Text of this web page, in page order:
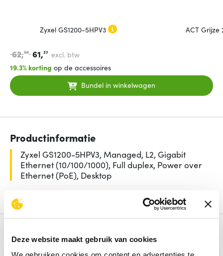
Deze website maakt gebruik van cookies
Zyxel GS1200-5HPV3 ACT
62,90 61,37 excl. btw
19.3% korting op de accessoires
Bundel in winkelwagen
Productinformatie
Zyxel GS1200-5HPV3, Managed, L2, Gigabit
Ethernet (10/100/1000), Full duplex, Power over
Ethernet (PoE), Desktop
Specificaties
Aantal basis-switching RJ-45 Ethernet-poorten 5